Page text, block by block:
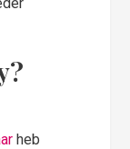
heb